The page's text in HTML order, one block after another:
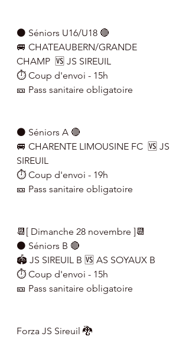
⚫ Séniors U16/U18 🔴
🚐 CHATEAUBERN/GRANDE
CHAMP  🆚 JS SIREUIL
⏱ Coup d'envoi - 15h
🎫 Pass sanitaire obligatoire
⚫ Séniors A 🔴
🚐 CHARENTE LIMOUSINE FC  🆚 JS
SIREUIL
⏱ Coup d'envoi - 19h
🎫 Pass sanitaire obligatoire
📆[ Dimanche 28 novembre ]📆
⚫ Séniors B 🔴
🏟 JS SIREUIL B 🆚 AS SOYAUX B
⏱ Coup d'envoi - 15h
🎫 Pass sanitaire obligatoire
Forza JS Sireuil 🐉